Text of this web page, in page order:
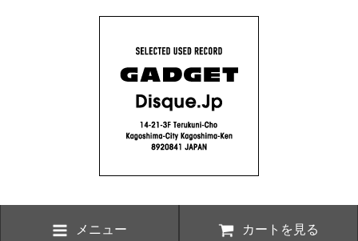
メニュー カートを見る